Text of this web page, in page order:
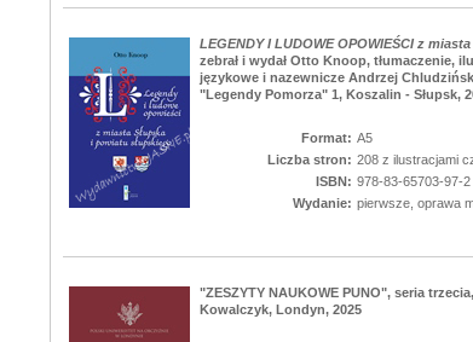
LEGENDY I LUDOWE OPOWIEŚCI z
zebrał i wydał Otto Knoop, tłumaczenie,
językowe i nazewnicze Andrzej
"Legendy Pomorza" 1, Koszalin - Słupsk,
Format: A5
Liczba stron: 208 z ilustracjami
ISBN: 978-83-65703-97-2
Wydanie: pierwsze, oprawa
"ZESZYTY NAUKOWE PUNO", seria
Kowalczyk, Londyn, 2025